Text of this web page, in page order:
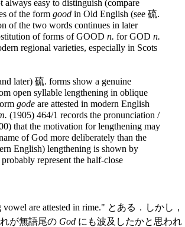
always easy to distinguish (compare
of the form good in Old English (see 硫.
of the two words continues in later
of forms of GOOD n. for GOD n.
regional varieties, especially in Scots
later) 硫. forms show a genuine
open syllable lengthening in oblique
gode are attested in modern English
(1905) 464/1 records the pronunciation /
that the motivation for lengthening may
of God more deliberately than the
English) lengthening is shown by
represent the half-close
are attested in rime." とある．しかし，
が無語尾の God にも波及したかと思われ